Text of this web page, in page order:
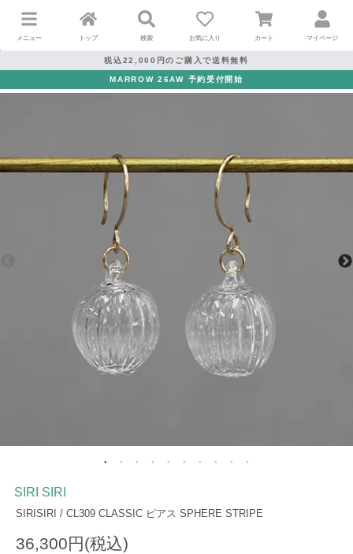
メニュー トップ 検索 お気に入り カート マイページ
税込22,000円のご購入で送料無料
MARROW 26AW 予約受付開始
SIRI SIRI
SIRISIRI / CL309 CLASSIC ピアス SPHERE STRIPE
36,300円(税込)